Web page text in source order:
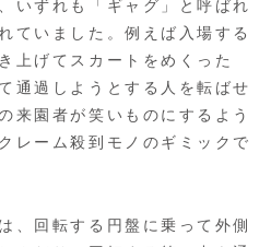
いずれも「ギャグ」と呼ばれ
ていました。例えば入場する
上げてスカートをめくった
通過しようとする人を転ばせ
来園者が笑いものにするよう
レーム殺到モノのギミックで
、回転する円盤に乗って外側